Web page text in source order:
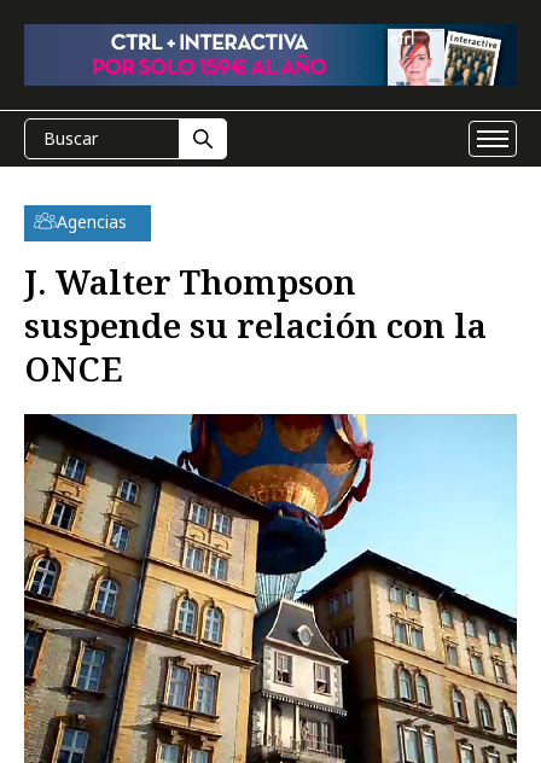
Agencias
J. Walter Thompson
suspende su relación con la
ONCE